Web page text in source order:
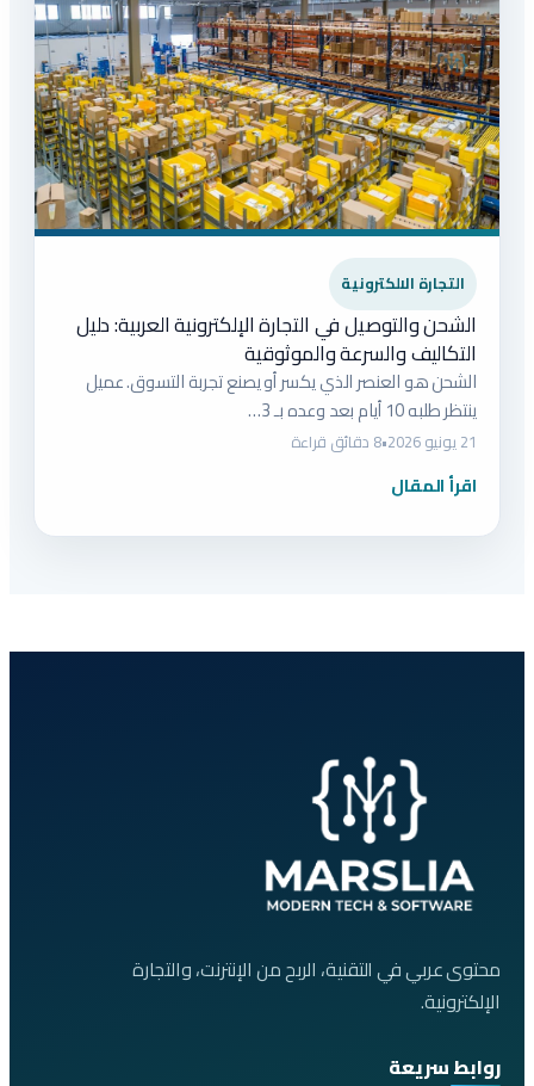
التجارة الالكترونية
الشحن والتوصيل في التجارة الإلكترونية العربية: دليل
التكاليف والسرعة والموثوقية
الشحن هو العنصر الذي يكسر أو يصنع تجربة التسوق. عميل
ينتظر طلبه 10 أيام بعد وعده بـ 3…
21 يونيو 2026 •8 دقائق قراءة
اقرأ المقال
محتوى عربي في التقنية، الربح من الإنترنت، والتجارة
الإلكترونية.
روابط سريعة